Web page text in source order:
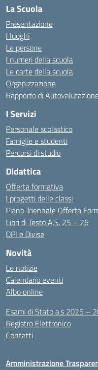
La Scuola
Presentazione
I luoghi
Le persone
I numeri della scuola
Le carte della scuola
Organizzazione
Rapporto di
I Servizi
Personale scolastico
Famiglie e studenti
Percorsi di studio
Didattica
Offerta formativa
I progetti delle classi
Piano Triennale Offerta
Libri di Testo A.S. 25 – 26
DPI e Divise
Novità
Le notizie
Calendario eventi
Albo online
Esami di Stato a.s 2025 –
Registro Elettronico
Contatti
Amministrazione